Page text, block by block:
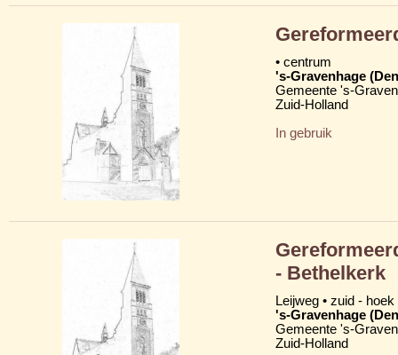
• centrum
's-Gravenhage
Gemeente 's-
Zuid-Holland
In gebruik
- Bethelkerk
Leijweg • zuid -
's-Gravenhage
Gemeente 's-
Zuid-Holland